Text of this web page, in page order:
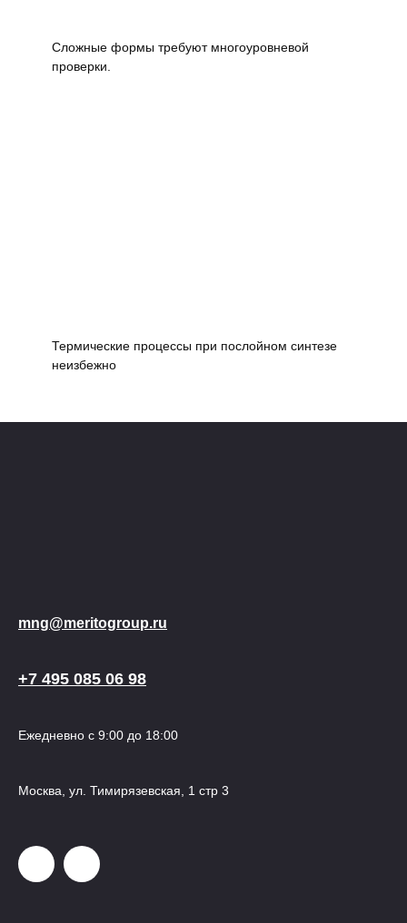
Сложные формы требуют многоуровневой
проверки.
Термические процессы при послойном синтезе
неизбежно
mng@meritogroup.ru
+7 495 085 06 98
Ежедневно с 9:00 до 18:00
Москва, ул. Тимирязевская, 1 стр 3